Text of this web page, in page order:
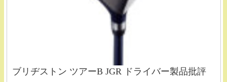
ブリヂストン ツアーB JGR ドライバー製品批評